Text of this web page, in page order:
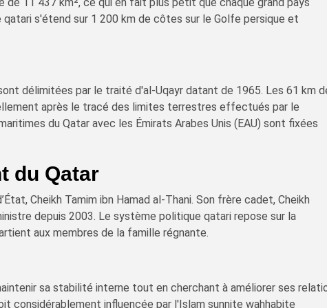
s'étend sur 1 200 km de côtes sur le Golfe persique et
délimitées par le traité d'al-Uqayr datant de 1965. Les 61 km
après le tracé des limites terrestres effectués par le
du Qatar avec les Émirats Arabes Unis (EAU) sont fixées
du Qatar
Cheikh Tamim ibn Hamad al-Thani. Son frère cadet, Cheikh
depuis 2003. Le système politique qatari repose sur la
aux membres de la famille régnante.
sa stabilité interne tout en cherchant à améliorer ses
considérablement influencée par l'Islam sunnite wahhabite